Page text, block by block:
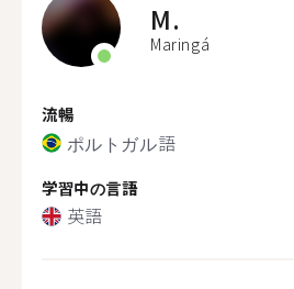
M.
Maringá
流暢
ポルトガル語
学習中の言語
英語